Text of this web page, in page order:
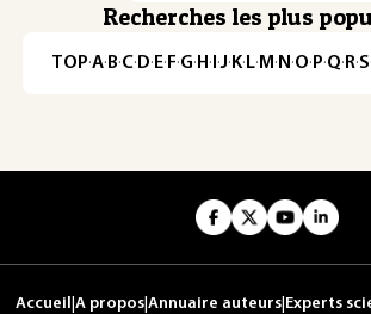
Recherches les plus
TOP·A·B·C· D· E· F·G· H · ·J· K· L· M · N ·O· P·Q· R·S
Accueil A propos Annuaire auteurs Experts